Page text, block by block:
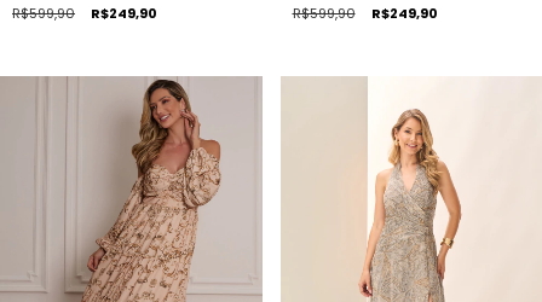
R$599,90 R$249,90 R$599,90 R$249,90